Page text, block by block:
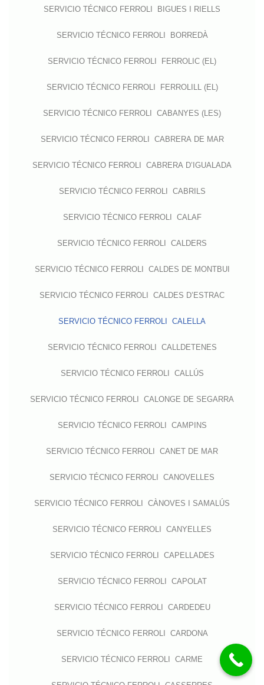
SERVICIO TÉCNICO FERROLI BIGUES I RIELLS
SERVICIO TÉCNICO FERROLI BORREDÀ
SERVICIO TÉCNICO FERROLI FERROLIC (EL)
SERVICIO TÉCNICO FERROLI FERROLILL (EL)
SERVICIO TÉCNICO FERROLI CABANYES (LES)
SERVICIO TÉCNICO FERROLI CABRERA DE MAR
SERVICIO TÉCNICO FERROLI CABRERA D’IGUALADA
SERVICIO TÉCNICO FERROLI CABRILS
SERVICIO TÉCNICO FERROLI CALAF
SERVICIO TÉCNICO FERROLI CALDERS
SERVICIO TÉCNICO FERROLI CALDES DE MONTBUI
SERVICIO TÉCNICO FERROLI CALDES D’ESTRAC
SERVICIO TÉCNICO FERROLI CALELLA
SERVICIO TÉCNICO FERROLI CALLDETENES
SERVICIO TÉCNICO FERROLI CALLÚS
SERVICIO TÉCNICO FERROLI CALONGE DE SEGARRA
SERVICIO TÉCNICO FERROLI CAMPINS
SERVICIO TÉCNICO FERROLI CANET DE MAR
SERVICIO TÉCNICO FERROLI CANOVELLES
SERVICIO TÉCNICO FERROLI CÀNOVES I SAMALÚS
SERVICIO TÉCNICO FERROLI CANYELLES
SERVICIO TÉCNICO FERROLI CAPELLADES
SERVICIO TÉCNICO FERROLI CAPOLAT
SERVICIO TÉCNICO FERROLI CARDEDEU
SERVICIO TÉCNICO FERROLI CARDONA
SERVICIO TÉCNICO FERROLI CARME